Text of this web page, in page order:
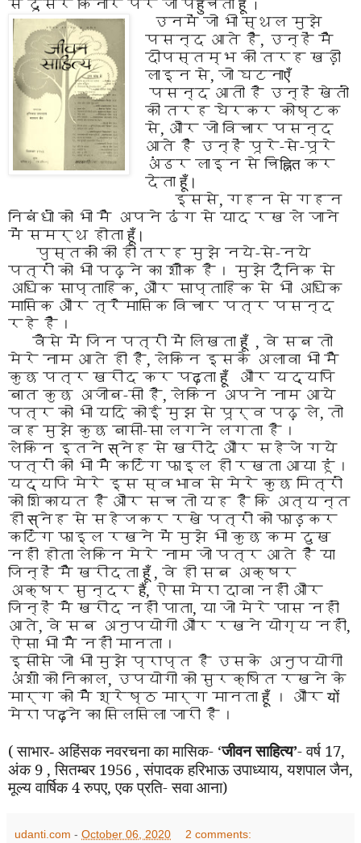
उनमें जो भी स्थल मुझे
पसन्द आते हैं, उन्हें मैं
दीपस्तम्भ की तरह खड़ी
लाइन से, जो घटनाएँ
पसन्द आती है उन्हें खेतों
की तरह घेरकर कोष्टक
से, और जो विचार पसन्द
आते हैं उन्हें पूरे-से-पूरे
अंडर लाइन से चिह्नितकर
देताहूँ।
इससे, गहन से गहन
निबंधों को भी मैं अपने ढंग से याद रख ले जाने
में समर्थ होताहूँ।
पुस्तकों की ही तरह मुझे नये-से-नये
पत्रों को भी पढ़ने का शौक है। मुझे दैनिक से
अधिक साप्ताहिक, और साप्ताहिक से भी अधिक
मासिक और त्रैमासिक विचार पत्र पसन्द
रहे हैं।
वैसे में जिन पत्रों में लिखताहूँ , वे सब तो
मेरे नाम आते ही है, लेकिन इसके अलावा भी मैं
कुछ पत्र खरीद कर पढ़ताहूँ और यद्यपि
बात कुछ अजीब-सी है, लेकिन अपने नाम आये
पत्र को भी यदि कोई मुझ से पूर्व पढ़ ले, तो
वह मुझे कुछ बासी-सा लगने लगता है।
लेकिन इतनेस्नेह से खरीदे और सहेजे गये
पत्रों की भी मैं कटिंग फाइल ही रखता आया हूं।
यद्यपि मेरे इस स्वभाव से मेरे कुछ मित्रों
को शिकायत है और सच तो यह है कि अत्यन्त
हीस्नेह से सहेजकर रखे पत्रों को फाड़कर
कटिंग फाइल रखने में मुझे भी कुछ कम दुख
नहीं होता लेकिन मेरे नाम जो पत्र आते हैं या
जिन्हें मैं खरीदताहूँ, वे ही सब अक्षर
अक्षर सुन्दरहैं, ऐसा मेरा दावा नहीं और
जिन्हें मै खरीद नहीं पाता, या जो मेरे पास नहीं
आते, वे सब अनुपयोगी और रखने योग्य नहीं,
ऐसा भी मैं नहीं मानता।
इसीसे जो भी मुझे प्राप्त है उसके अनुपयोगी
अंशों को निकाल, उपयोगी को सुरक्षित रखने के
मार्ग को मैं श्रेष्ठ मार्ग मानताहूँ । औरयों
मेरा पढ़ने का सिलसिला जारी है।
(साभार- अहिंसक नवरचना का मासिक- ‘जीवन साहित्य’- वर्ष 17,
अंक 9 , सितम्बर 1956 , संपादक हरिभाऊ उपाध्याय, यशपाल जैन,
मूल्य वार्षिक 4 रुपए, एक प्रति- सवा आना)
udanti.com - October 06, 2020 2 comments: